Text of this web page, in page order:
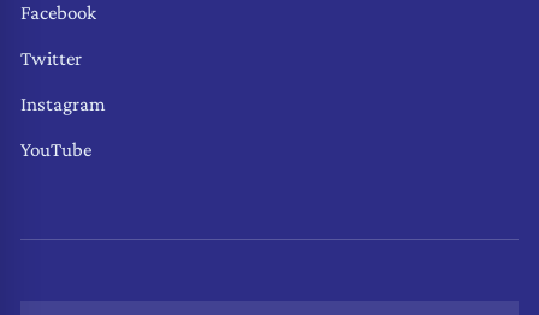
Facebook
Twitter
Instagram
YouTube